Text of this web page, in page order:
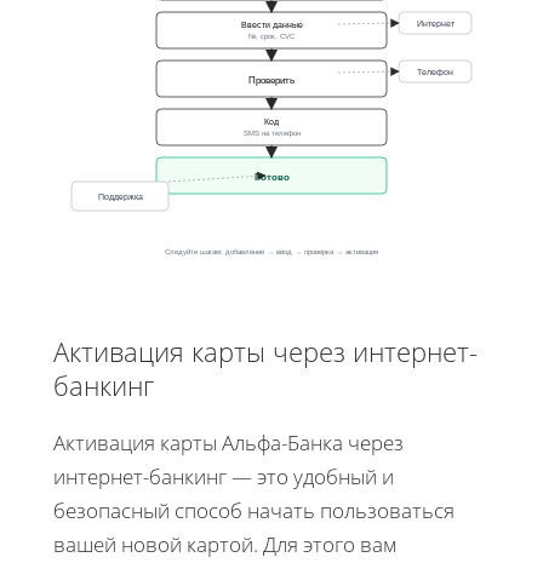
Ввести данные
№, срок, CVC
Проверить
Код
SMS на телефон
Готово
Интернет
Телефон
Поддержка
Следуйте шагам: добавление → ввод → проверка → активация
Активация карты через интернет-
банкинг
Активация карты Альфа-Банка через
интернет-банкинг — это удобный и
безопасный способ начать пользоваться
вашей новой картой. Для этого вам